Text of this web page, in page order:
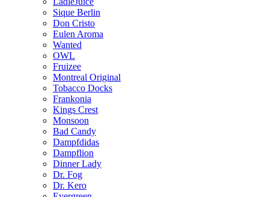
Sique Berlin
Don Cristo
Eulen Aroma
Wanted
OWL
Fruizee
Montreal Original
Tobacco Docks
Frankonia
Kings Crest
Monsoon
Bad Candy
Dampfdidas
Dampflion
Dinner Lady
Dr. Fog
Dr. Kero